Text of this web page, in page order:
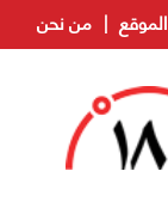
من نحن